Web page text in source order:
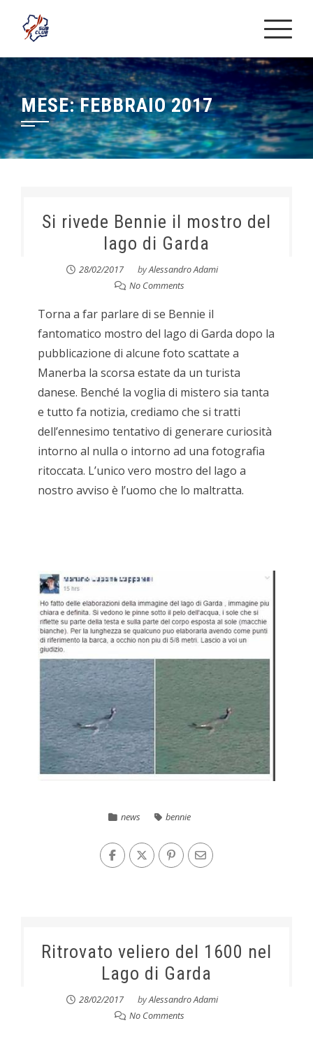
MESE:FEBBRAIO 2017
Si rivede Bennie il mostro del
lago di Garda
28/02/2017 byAlessandro Adami
No Comments
Torna a far parlare di se Bennie il
fantomatico mostro del lago di Garda dopo la
pubblicazione di alcune foto scattate a
Manerba la scorsa estate da un turista
danese. Benché la voglia di mistero sia tanta
e tutto fa notizia, crediamo che si tratti
dell’ennesimo tentativo di generare curiosità
intorno al nulla o intorno ad una fotografia
ritoccata. L’unico vero mostro del lago a
nostro avviso è l’uomo che lo maltratta.
news bennie
Ritrovato veliero del 1600 nel
Lago di Garda
28/02/2017 byAlessandro Adami
No Comments